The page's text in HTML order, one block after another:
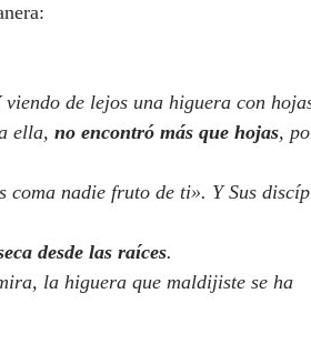
ella, no encontró más que hojas,
desde las raíces.